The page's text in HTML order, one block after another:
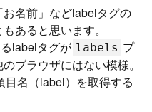
名前」などlabelタグの
あると思います。
labelタグが labels プ
ブラウザにはない模様。
目名（label）を取得する